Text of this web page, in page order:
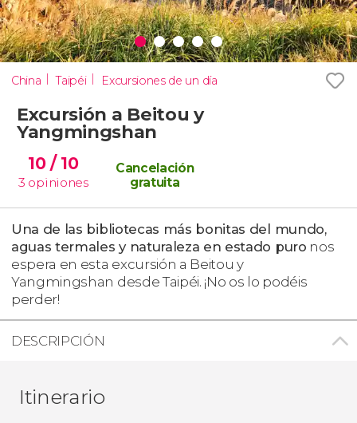
China Taipéi Excursiones de un día
Excursión a Beitou y
Yangmingshan
10 / 10
3 opiniones
Cancelación
gratuita
Una de las bibliotecas más bonitas del mundo,
aguas termales y naturaleza en estado puro nos
espera en esta excursión a Beitou y
Yangmingshan desde Taipéi. ¡No os lo podéis
perder!
DESCRIPCIÓN
Itinerario